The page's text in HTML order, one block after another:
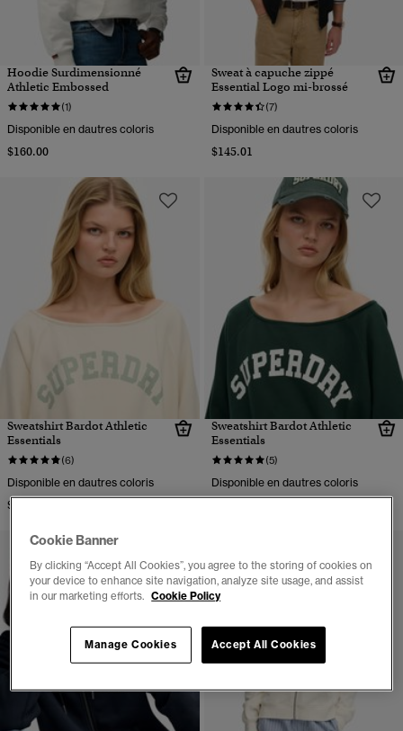
Hoodie Surdimensionné
Athletic Embossed
(1)
Disponible en dautres coloris
$160.00
Sweat à capuche zippé
Essential Logo mi-brossé
(7)
Disponible en dautres coloris
$145.01
Sweatshirt Bardot Athletic
Essentials
(6)
Disponible en dautres coloris
$120.00
Sweatshirt Bardot Athletic
Essentials
(5)
Disponible en dautres coloris
Cookie Banner
By clicking “Accept All Cookies”, you agree to the storing of cookies on
your device to enhance site navigation, analyze site usage, and assist
in our marketing efforts. Cookie Policy
Accept All Cookies
Manage Cookies